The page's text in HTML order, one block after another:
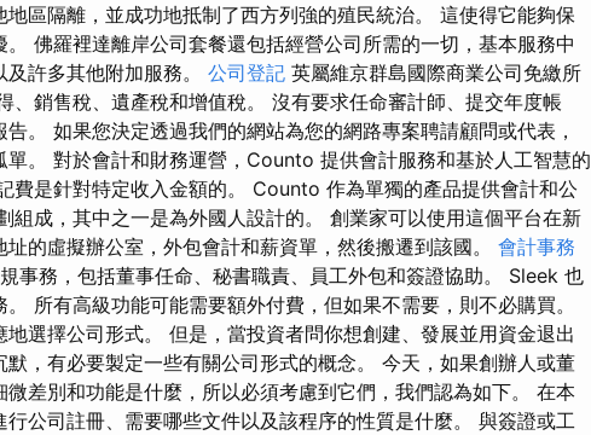
區隔離，並成功地抵制了西方列強的殖民統治。 這使得它能夠保
佛羅裡達離岸公司套餐還包括經營公司所需的一切，基本服務中
許多其他附加服務。 公司登記 英屬維京群島國際商業公司免繳所
、銷售稅、遺產稅和增值稅。 沒有要求任命審計師、提交年度帳
。 如果您決定透過我們的網站為您的網路專案聘請顧問或代表，
。 對於會計和財務運營，Counto 提供會計服務和基於人工智慧的
費是針對特定收入金額的。 Counto 作為單獨的產品提供會計和公
組成，其中之一是為外國人設計的。 創業家可以使用這個平台在新
的虛擬辦公室，外包會計和薪資單，然後搬遷到該國。 會計事務
事務，包括董事任命、秘書職責、員工外包和簽證協助。 Sleek 也
所有高級功能可能需要額外付費，但如果不需要，則不必購買。
選擇公司形式。 但是，當投資者問你想創建、發展並用資金退出
，有必要製定一些有關公司形式的概念。 今天，如果創辦人或董
差別和功能是什麼，所以必須考慮到它們，我們認為如下。 在本
公司註冊、需要哪些文件以及該程序的性質是什麼。 與簽證或工